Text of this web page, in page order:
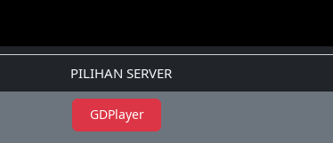
PILIHAN SERVER
GDPlayer